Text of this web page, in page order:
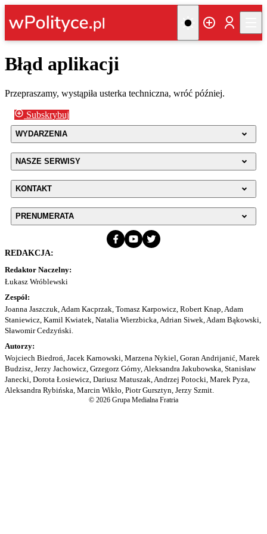
Błąd aplikacji
Przepraszamy, wystąpiła usterka techniczna, wróć później.
Subskrybuj
WYDARZENIA
NASZE SERWISY
KONTAKT
PRENUMERATA
REDAKCJA:
Redaktor Naczelny:
Łukasz Wróblewski
Zespół:
Joanna Jaszczuk, Adam Kacprzak, Tomasz Karpowicz, Robert Knap, Adam
Staniewicz, Kamil Kwiatek, Natalia Wierzbicka, Adrian Siwek, Adam Bąkowski,
Sławomir Cedzyński.
Autorzy:
Wojciech Biedroń, Jacek Karnowski, Marzena Nykiel, Goran Andrijanić, Marek
Budzisz, Jerzy Jachowicz, Grzegorz Górny, Aleksandra Jakubowska, Stanisław
Janecki, Dorota Łosiewicz, Dariusz Matuszak, Andrzej Potocki, Marek Pyza,
Aleksandra Rybińska, Marcin Wikło, Piotr Gursztyn, Jerzy Szmit.
© 2026 Grupa Medialna Fratria